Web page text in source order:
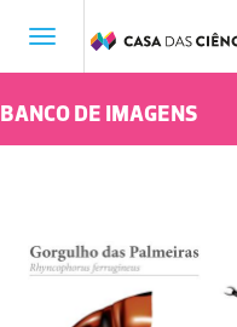
Toggle
BANCO DE IMAGENS